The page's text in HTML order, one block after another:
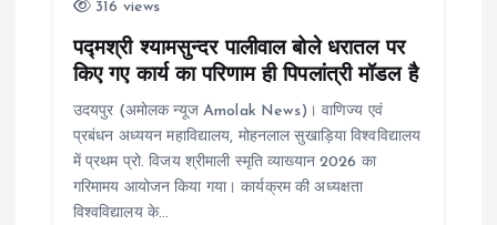
316 views
पद्मश्री श्यामसुन्दर पालीवाल बोले धरातल पर
किए गए कार्य का परिणाम ही पिपलांत्री मॉडल है
उदयपुर (अमोलक न्यूज Amolak News)। वाणिज्य एवं
प्रबंधन अध्ययन महाविद्यालय, मोहनलाल सुखाड़िया विश्वविद्यालय
में प्रथम प्रो. विजय श्रीमाली स्मृति व्याख्यान 2026 का
गरिमामय आयोजन किया गया। कार्यक्रम की अध्यक्षता
विश्वविद्यालय के…